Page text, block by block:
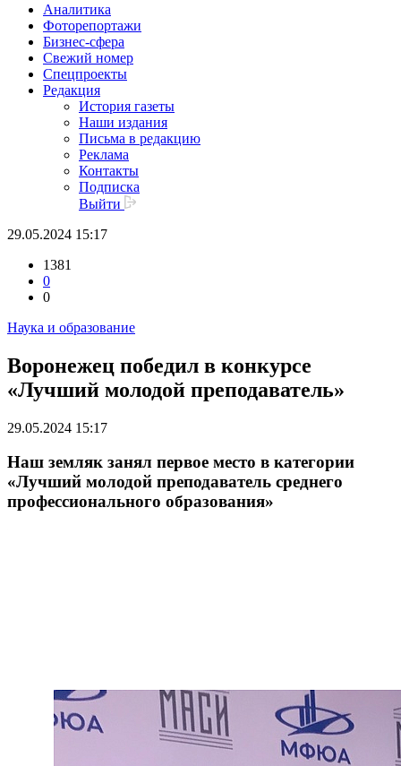
Аналитика
Фоторепортажи
Бизнес-сфера
Свежий номер
Спецпроекты
Редакция
История газеты
Наши издания
Письма в редакцию
Реклама
Контакты
Подписка
Выйти
29.05.2024 15:17
1381
0
0
Наука и образование
Воронежец победил в конкурсе
«Лучший молодой преподаватель»
29.05.2024 15:17
Наш земляк занял первое место в категории
«Лучший молодой преподаватель среднего
профессионального образования»